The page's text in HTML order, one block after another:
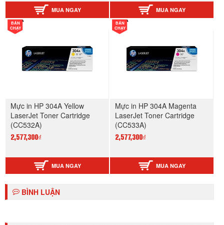
MUA NGAY MUA NGAY
BÁN
CHẠY
Mực in HP 304A Yellow
LaserJet Toner Cartridge
(CC532A)
2,577,300₫
MUA NGAY
BÁN
CHẠY
Mực in HP 304A Magenta
LaserJet Toner Cartridge
(CC533A)
2,577,300₫
MUA NGAY
BÌNH LUẬN